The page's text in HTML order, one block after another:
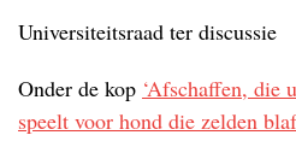
Universiteitsraad ter discussie
Onder de kop ‘Afschaffen, die
speelt voor hond die zelden